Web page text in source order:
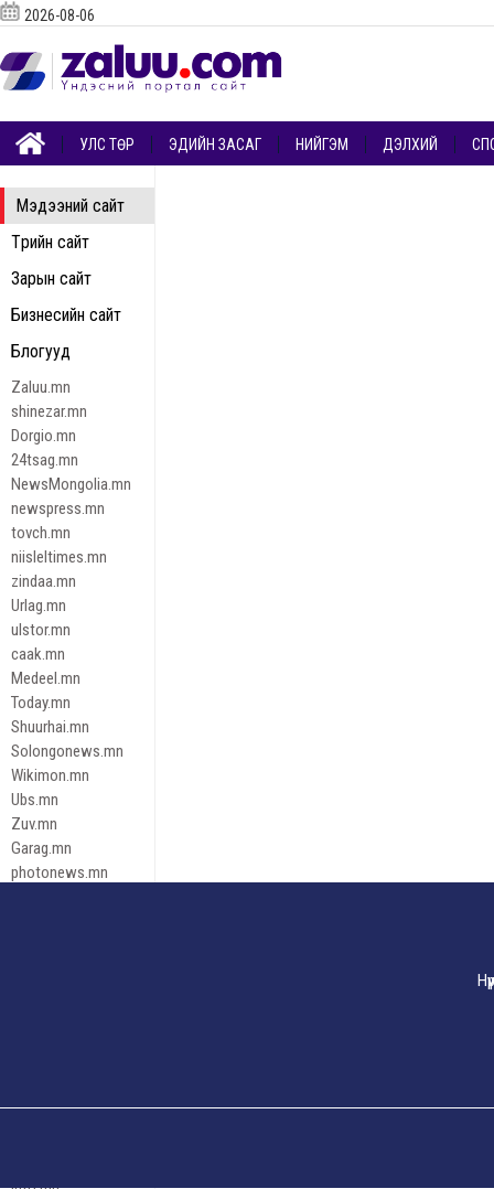
Мэдээний сайт
Төрийн сайт
Зарын сайт
Бизнесийн сайт
Блогууд
Zaluu.mn
shinezar.mn
Dorgio.mn
24tsag.mn
NewsMongolia.mn
newspress.mn
tovch.mn
niisleltimes.mn
zindaa.mn
Urlag.mn
ulstor.mn
caak.mn
Medeel.mn
Today.mn
Shuurhai.mn
Solongonews.mn
Wikimon.mn
Ubs.mn
Zuv.mn
Garag.mn
photonews.mn
Эрх зүй
2026-08-06
УЛС ТӨР ЭДИЙН ЗАСАГ НИЙГЭМ ДЭЛХИЙ